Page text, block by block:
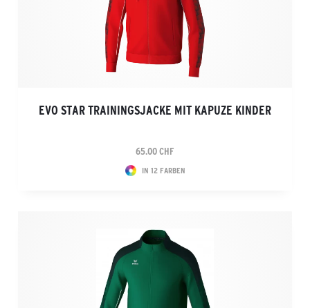
EVO STAR TRAININGSJACKE MIT KAPUZE KINDER
65.00 CHF
IN 12 FARBEN